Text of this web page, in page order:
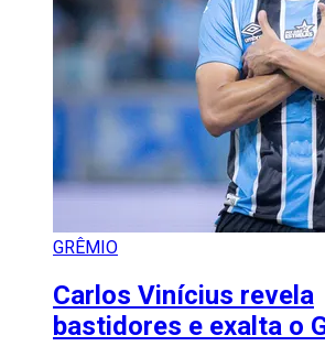
GRÊMIO
Carlos Vinícius revela
bastidores e exalta o